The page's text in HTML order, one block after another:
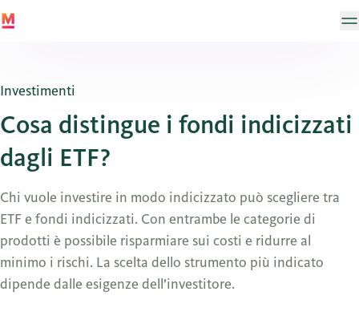
Investimenti
Cosa distingue i fondi indicizzati
dagli ETF?
Chi vuole investire in modo indicizzato può scegliere tra
ETF e fondi indicizzati. Con entrambe le categorie di
prodotti è possibile risparmiare sui costi e ridurre al
minimo i rischi. La scelta dello strumento più indicato
dipende dalle esigenze dell’investitore.